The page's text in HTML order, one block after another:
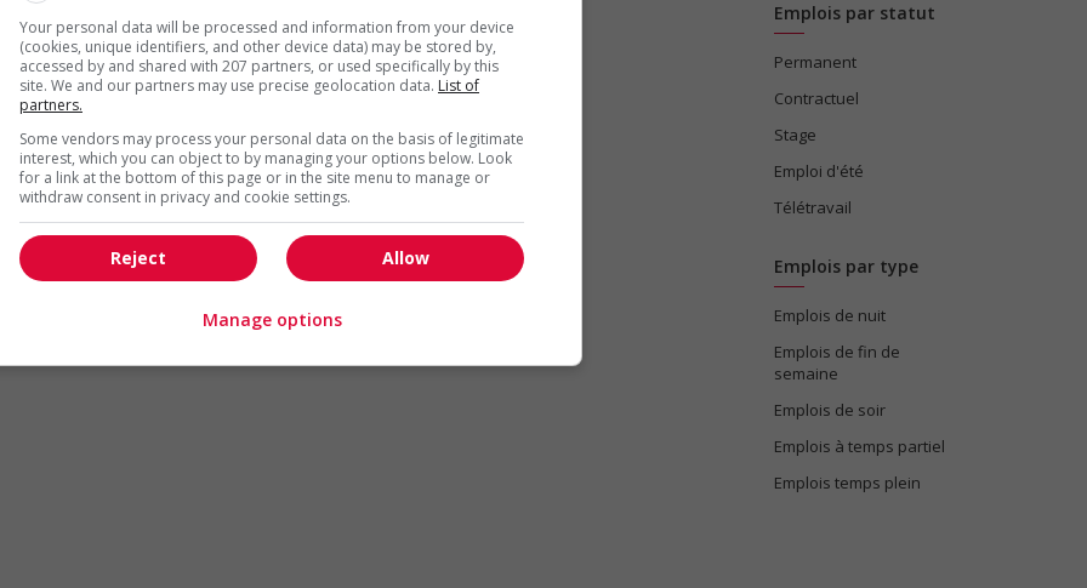
Arts et métiers de la mode Automobile et transport
Cadres supérieurs
Commerce / Offres de services
Comptabilité / Assurance
Construction / Manutention
Droit
Ingénierie / Sciences
Marketing / Communication
Ressources humaines
Tourisme / Hôtellerie
Santé
Emplois par statut
Permanent
Contractuel
Stage
Emploi d'été
Télétravail
Emplois par type
Emplois de nuit
Emplois de fin de
semaine
Emplois de soir
Emplois à temps partiel
Emplois temps plein
Your personal data will be processed and information from your device
(cookies, unique identifiers, and other device data) may be stored by,
accessed by and shared with 207 partners, or used specifically by this
site. We and our partners may use precise geolocation data. List of
partners.
Some vendors may process your personal data on the basis of legitimate
interest, which you can object to by managing your options below. Look
for a link at the bottom of this page or in the site menu to manage or
withdraw consent in privacy and cookie settings.
Allow
Reject
Manage options